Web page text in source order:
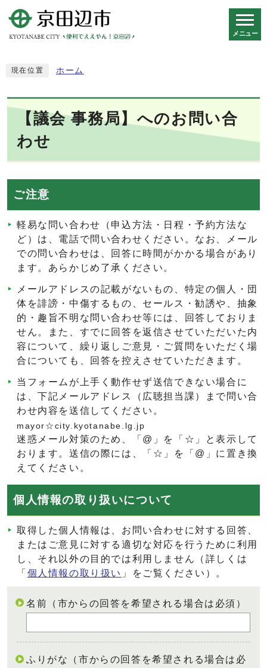
メニュー
現在位置 ホーム
【議会 事務局】へのお問い合
わせ
ご注意
軽易な問い合わせ（申込方法・日程・予約方法な
ど）は、電話で問い合わせください。なお、メール
での問い合わせは、回答に時間がかかる場合があり
ます。あらかじめ了承ください。
メールアドレスの記載がないもの、特定の個人・団
体を誹謗・中傷するもの、セールス・勧誘や、抽象
的・趣旨不明な問い合わせ等には、回答しておりま
せん。また、すでに回答を返信させていただいた内
容について、繰り返しご意見・ご質問をいただく場
合についても、回答を控えさせていただきます。
当フォームが上手く動作せず送信できない場合に
は、下記メールアドレス（広聴担当課）まで問い合
わせ内容を送信してください。
mayor☆city.kyotanabe.lg.jp
迷惑メール対策のため、「@」を「☆」と表示して
おります。送信の際には、「☆」を「@」に置き換
えてください。
個人情報の取り扱いについて
取得した個人情報は、お問い合わせに対する回答、
またはご意見に対する適切な対応を行うために利用
し、それ以外の目的では利用しません（詳しくは
「 個人情報の取り扱い 」をご覧ください）。
名前（市からの回答を希望される場合は必須）
ふりがな（市からの回答を希望される場合は必